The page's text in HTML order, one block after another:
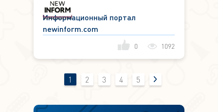
Информационный портал
newinform.com
0 1092
1 2 3 4 5